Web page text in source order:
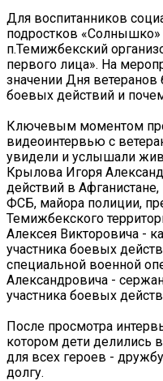
Для воспитанников
подростков
п.Темижбекский
первого лица». На
значении Дня ветеранов
боевых действий и
Ключевым моментом
видеоинтервью с
увидели и услышали
Крылова Игоря
действий в
ФСБ, майора полиции,
Темижбекского
Алексея Викторовича -
участника боевых
специальной военной
Александровича -
участника боевых
После просмотра
котором дети делились
для всех героев -
долгу.